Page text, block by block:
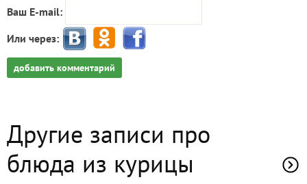
Ваш E-mail:
Или через:
добавить комментарий
Другие записи про
блюда из курицы